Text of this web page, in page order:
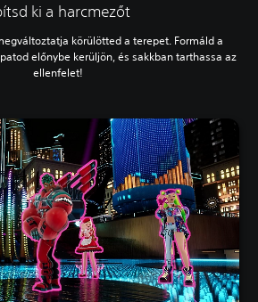
ki a harcmezőt
körülötted a terepet. Formáld a
előnybe kerüljön, és sakkban tarthassa az
ellenfelet!